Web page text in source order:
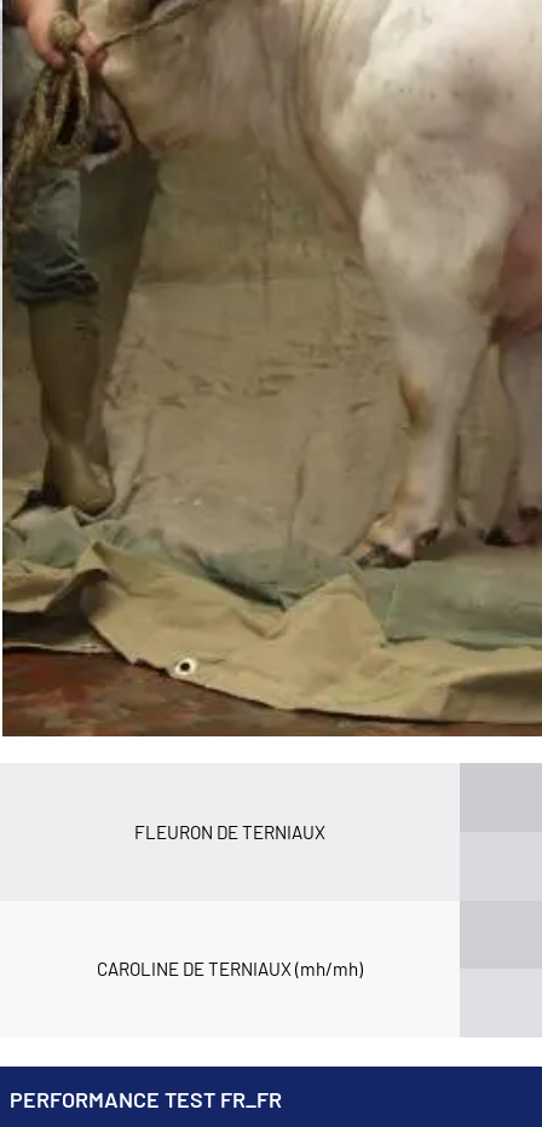
FLEURON DE TERNIAUX
CAROLINE DE TERNIAUX (mh/mh)
PERFORMANCE TEST FR_FR